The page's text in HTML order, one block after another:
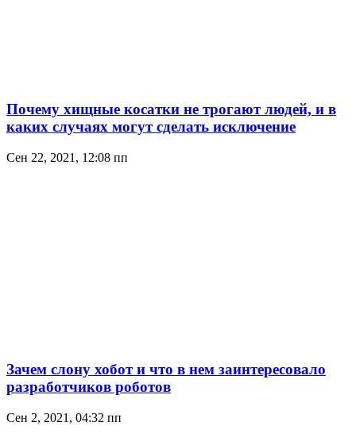
Почему хищные косатки не трогают людей, и в
каких случаях могут сделать исключение
Сен 22, 2021, 12:08 пп
Зачем слону хобот и что в нем заинтересовало
разработчиков роботов
Сен 2, 2021, 04:32 пп